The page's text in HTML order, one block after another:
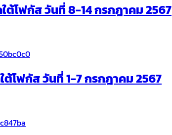
โฟกัส วันที่ 8-14 กรกฎาคม 2567
โฟกัส วันที่ 1-7 กรกฎาคม 2567